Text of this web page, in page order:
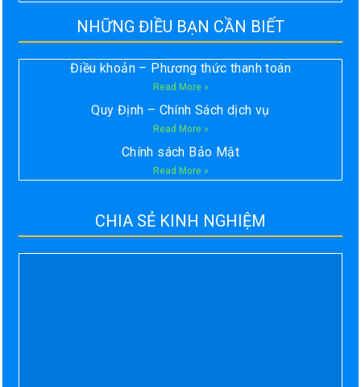
NHỮNG ĐIỀU BẠN CẦN BIẾT
Điều khoản – Phương thức thanh toán
Read More »
Quy Định – Chính Sách dịch vụ
Read More »
Chính sách Bảo Mật
Read More »
CHIA SẺ KINH NGHIỆM